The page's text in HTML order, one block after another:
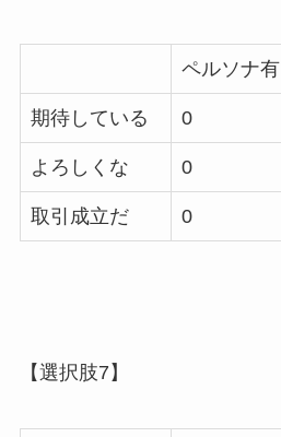
ペルソナ有
期待している 0
よろしくな 0
取引成立だ 0
【選択肢7】